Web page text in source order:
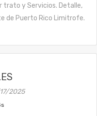
trato y Servicios. Detalle,
de Puerto Rico Limitrofe.
2025